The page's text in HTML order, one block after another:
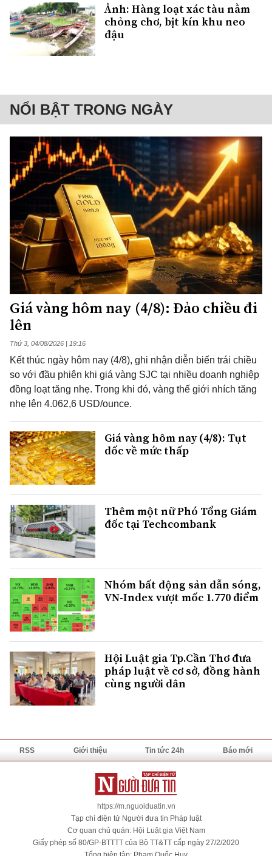
Ảnh: Hàng loạt xác tàu nằm
chỏng chơ, bịt kín khu neo
đậu
NỔI BẬT TRONG NGÀY
Giá vàng hôm nay (4/8): Đảo chiều đi
lên
Thứ 3, 04/08/2026 | 19:16
Kết thúc ngày hôm nay (4/8), ghi nhận diễn biến trái chiều
so với đầu phiên khi giá vàng SJC tại nhiều doanh nghiệp
đồng loạt tăng nhẹ. Trong khi đó, vàng thế giới nhích tăng
nhẹ lên 4.062,6 USD/ounce.
Giá vàng hôm nay (4/8): Tụt
dốc về mức thấp
Thêm một nữ Phó Tổng Giám
đốc tại Techcombank
Nhóm bất động sản dẫn sóng,
VN-Index vượt mốc 1.770 điểm
Hội Luật gia Tp.Cần Thơ đưa
pháp luật về cơ sở, đồng hành
cùng người dân
RSS Giới thiệu Tin tức 24h Báo mới
https://m.nguoiduatin.vn
Tạp chí điện tử Người đưa tin Pháp luật
Cơ quan chủ quản: Hội Luật gia Việt Nam
Giấy phép số 80/GP-BTTTT của Bộ TT&TT cấp ngày 27/2/2020